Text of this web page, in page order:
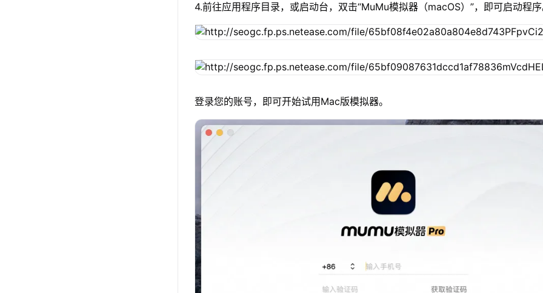
4.前往应用程序目录，或启动台，双击“MuMu模拟器（macOS）”，即可启动程
登录您的账号，即可开始试用Mac版模拟器。